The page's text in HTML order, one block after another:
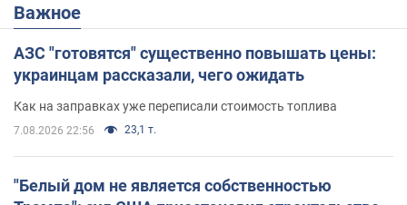
Важное
АЗС "готовятся" существенно повышать цены:
украинцам рассказали, чего ожидать
Как на заправках уже переписали стоимость топлива
7.08.2026 22:56 23,1 т.
"Белый дом не является собственностью